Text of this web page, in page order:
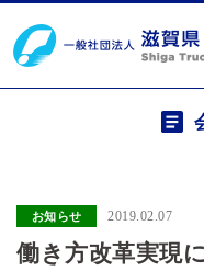
お知らせ 2019.02.07
働き方改革実現